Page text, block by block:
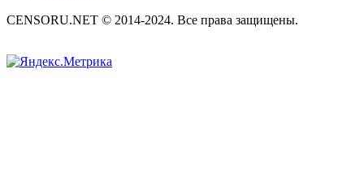
CENSORU.NET © 2014-2024. Все права защищены.